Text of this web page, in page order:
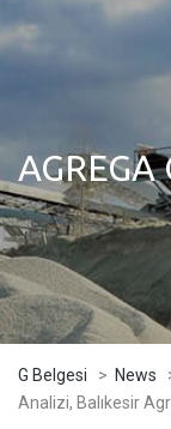
AGREGA
G Belgesi > News
Analizi, Balıkesir